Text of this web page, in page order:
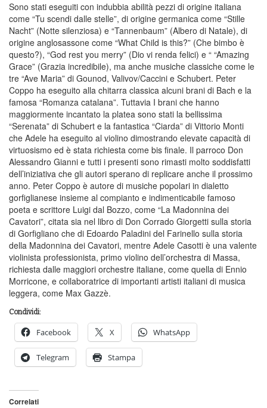
Sono stati eseguiti con indubbia abilità pezzi di origine italiana
come “Tu scendi dalle stelle”, di origine germanica come “Stille
Nacht” (Notte silenziosa) e “Tannenbaum” (Albero di Natale), di
origine anglosassone come “What Child is this?” (Che bimbo è
questo?), “God rest you merry” (Dio vi renda felici) e “ “Amazing
Grace” (Grazia incredibile), ma anche musiche classiche come le
tre “Ave Maria” di Gounod, Valivov/Caccini e Schubert. Peter
Coppo ha eseguito alla chitarra classica alcuni brani di Bach e la
famosa “Romanza catalana”. Tuttavia I brani che hanno
maggiormente incantato la platea sono stati la bellissima
“Serenata” di Schubert e la fantastica “Ciarda” di Vittorio Monti
che Adele ha eseguito al violino dimostrando elevate capacità di
virtuosismo ed è stata richiesta come bis finale. Il parroco Don
Alessandro Gianni e tutti i presenti sono rimasti molto soddisfatti
dell’iniziativa che gli autori sperano di replicare anche il prossimo
anno. Peter Coppo è autore di musiche popolari in dialetto
gorfiglianese insieme al compianto e indimenticabile famoso
poeta e scrittore Luigi dal Bozzo, come “La Madonnina dei
Cavatori”, citata sia nel libro di Don Corrado Giorgetti sulla storia
di Gorfigliano che di Edoardo Paladini del Farinello sulla storia
della Madonnina dei Cavatori, mentre Adele Casotti è una valente
violinista professionista, primo violino dell’orchestra di Massa,
richiesta dalle maggiori orchestre italiane, come quella di Ennio
Morricone, e collaboratrice di importanti artisti italiani di musica
leggera, come Max Gazzè.
Condividi:
Facebook X WhatsApp
Telegram Stampa
Correlati